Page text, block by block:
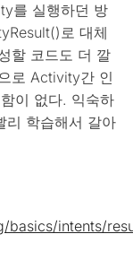
를 실행하던 방
로 대체
할 코드도 더 깔
로 Activity간 인
이 없다. 익숙하
리 학습해서 갈아
basics/intents/